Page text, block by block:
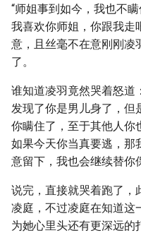
“师姐事到如今，我也不
我喜欢你师姐，你跟我走
意，且丝毫不在意刚刚凌
了。
谁知道凌羽竟然哭着怒道
发现了你是男儿身了，但
你瞒住了，至于其他人你
如果今天你当真要逃，那
意留下，我也会继续替你
说完，直接就哭着跑了，
凌庭，不过凌庭在知道这
为她心里头还有更深远的